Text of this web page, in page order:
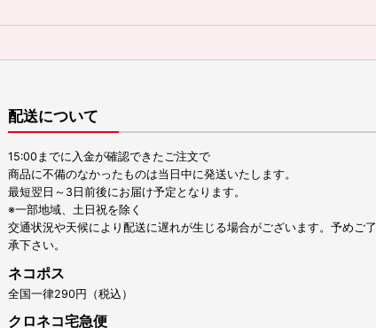
配送について
15:00までに入金が確認できたご注文で
商品に不備のなかったものは当日中に発送いたします。
最短翌日～3日前後にお届け予定となります。
※一部地域、土日祝を除く
交通状況や天候により配送に遅れが生じる場合がございます。予めご了
承下さい。
ネコポス
全国一律290円（税込）
クロネコ宅急便